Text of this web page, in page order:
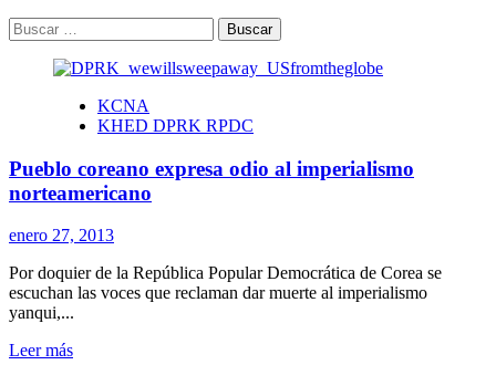
Buscar:
KCNA
KHED DPRK RPDC
Pueblo coreano expresa odio al imperialismo
norteamericano
enero 27, 2013
Por doquier de la República Popular Democrática de Corea se
escuchan las voces que reclaman dar muerte al imperialismo
yanqui,...
Leer másLeer